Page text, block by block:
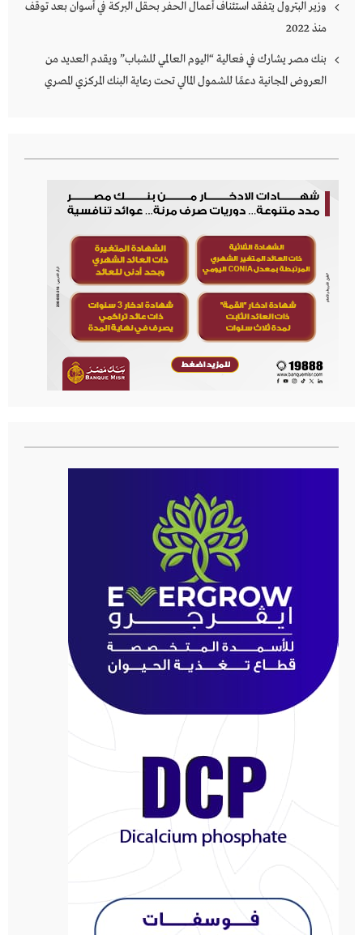
وزير البترول يتفقد استئناف أعمال الحفر بحقل البركة في أسوان بعد توقف
منذ 2022
بنك مصر يشارك في فعالية “اليوم العالمي للشباب” ويقدم العديد من
العروض المجانية دعمًا للشمول المالي تحت رعاية البنك المركزي المصري